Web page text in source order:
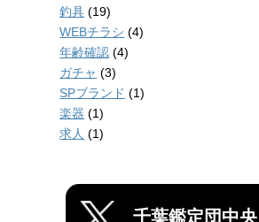
釣具 (19)
WEBチラシ (4)
年齢確認 (4)
ガチャ (3)
SPブランド (1)
楽器 (1)
求人 (1)
千葉鑑定団中